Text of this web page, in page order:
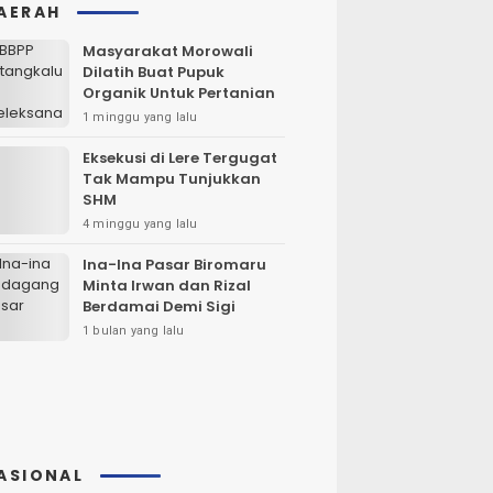
Masyarakat Morowali
Dilatih Buat Pupuk
Organik Untuk Pertanian
1 minggu yang lalu
Eksekusi di Lere Tergugat
Tak Mampu Tunjukkan
SHM
4 minggu yang lalu
Ina-Ina Pasar Biromaru
Minta Irwan dan Rizal
Berdamai Demi Sigi
1 bulan yang lalu